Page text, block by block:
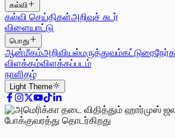
கல்வி
கல்வி செய்திகள்அறிவுச் சுடர்
விளையாட்டு
பொது
ஆன்மீகம்அறிவியல்மருத்துவம்கட்டுரை
விளக்கம்விளக்கப்படம்
நாளிதழ்
Light Theme